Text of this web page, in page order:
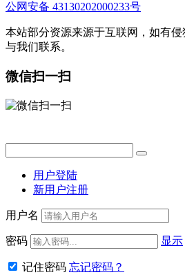
公网安备 43130202000233号
本站部分资源来源于互联网，如有
与我们联系。
微信扫一扫
用户登陆
新用户注册
用户名
密码 显示
记住密码 忘记密码？